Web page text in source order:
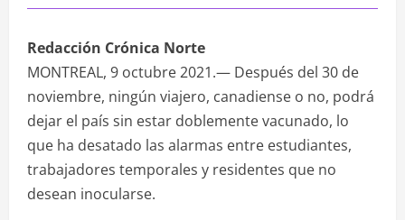
Redacción Crónica Norte
MONTREAL, 9 octubre 2021.— Después del 30 de
noviembre, ningún viajero, canadiense o no, podrá
dejar el país sin estar doblemente vacunado, lo
que ha desatado las alarmas entre estudiantes,
trabajadores temporales y residentes que no
desean inocularse.